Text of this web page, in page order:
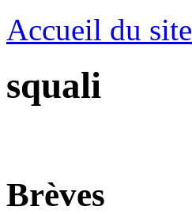
Accueil du site
squali
Brèves